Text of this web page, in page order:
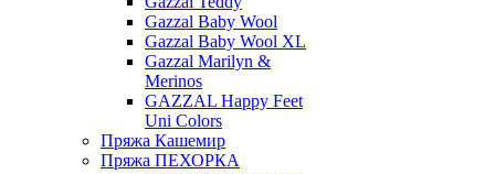
Gazzal Baby Wool
Gazzal Baby Wool XL
Gazzal Marilyn &
Merinos
GAZZAL Happy Feet
Uni Colors
Пряжа Кашемир
Пряжа ПЕХОРКА